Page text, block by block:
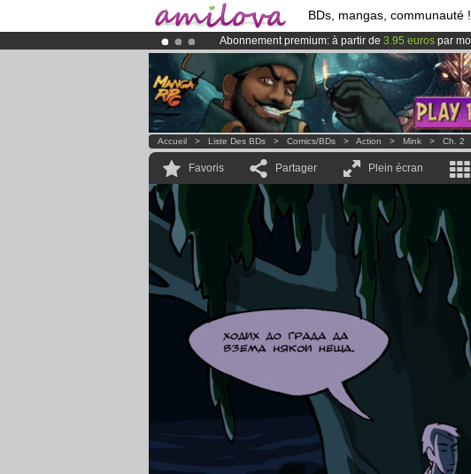
BDs, mangas, communauté !
Abonnement premium: à partir de 3.95 euros par
LeKickstarter Amilova est désormais lancé!.
Déjà 100000membreset 1000BDs & Mangas!
Accueil > Liste Des BDs > Comics/BDs > Action > Mink > Ch. 2
Favoris Partager Plein écran